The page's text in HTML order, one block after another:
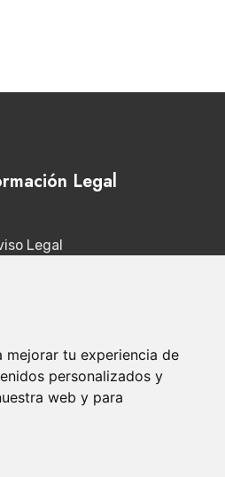
tu experiencia de
personalizados y
web y para
Legal
Legal
de Cookies